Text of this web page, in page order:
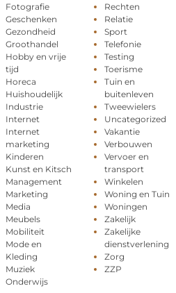
Fotografie
Geschenken
Gezondheid
Groothandel
Hobby en vrije
tijd
Horeca
Huishoudelijk
Industrie
Internet
Internet
marketing
Kinderen
Kunst en Kitsch
Management
Marketing
Media
Meubels
Mobiliteit
Mode en
Kleding
Muziek
Onderwijs
Rechten
Relatie
Sport
Telefonie
Testing
Toerisme
Tuin en
buitenleven
Tweewielers
Uncategorized
Vakantie
Verbouwen
Vervoer en
transport
Winkelen
Woning en Tuin
Woningen
Zakelijk
Zakelijke
dienstverlening
Zorg
ZZP